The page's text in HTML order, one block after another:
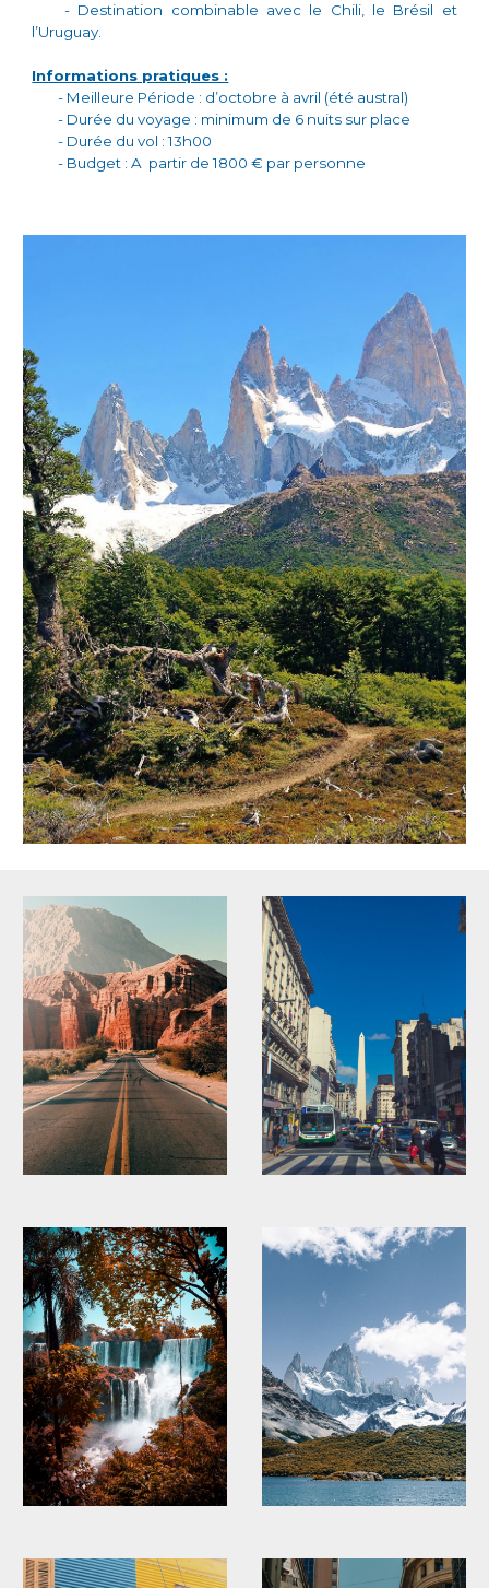
- Destination combinable avec le Chili, le Brésil et
l’Uruguay.
Informations pratiques :
- Meilleure Période : d’octobre à avril (été austral)
- Durée du voyage : minimum de 6 nuits sur place
- Durée du vol : 13h00
- Budget : A partir de 1800 € par personne